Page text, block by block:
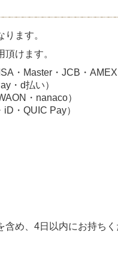
ます。
けます。
・Master・JCB・AMEX
・d払い）
・nanaco）
・QUIC Pay）
め、4日以内にお持ちく